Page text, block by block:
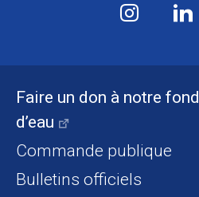
Faire un don à notre
d’eau
Commande publique
Bulletins officiels